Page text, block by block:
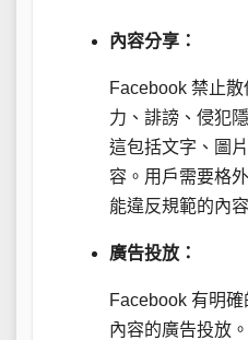
內容分享：
Facebook 禁止
力、誹謗、侵犯
這包括文字、圖
容。用戶需要格
能違反規範的內容
廣告投放：
Facebook 有明
內容的廣告投放